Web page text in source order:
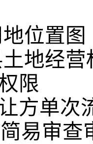
地位置
土地经
限
让方单
易审查